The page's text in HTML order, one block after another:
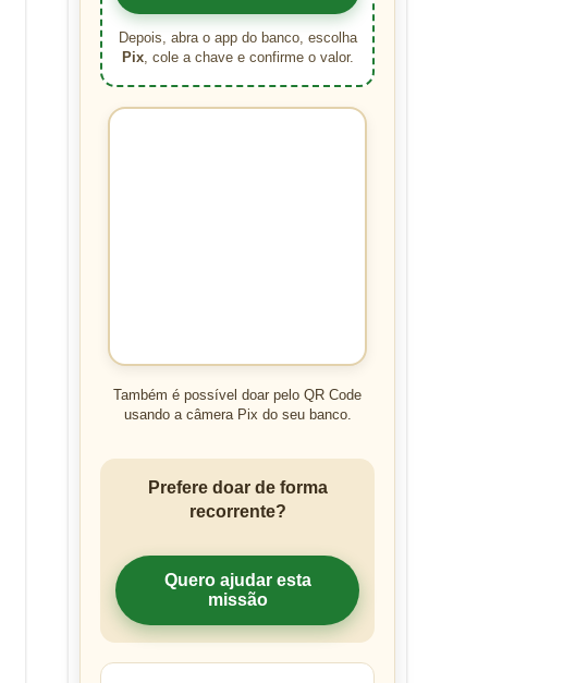
Depois, abra o app do banco, escolha
Pix, cole a chave e confirme o valor.
Também é possível doar pelo QR Code
usando a câmera Pix do seu banco.
Prefere doar de forma
recorrente?
Quero ajudar esta
missão